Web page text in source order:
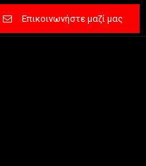
Επικοινωνήστε μαζί μας